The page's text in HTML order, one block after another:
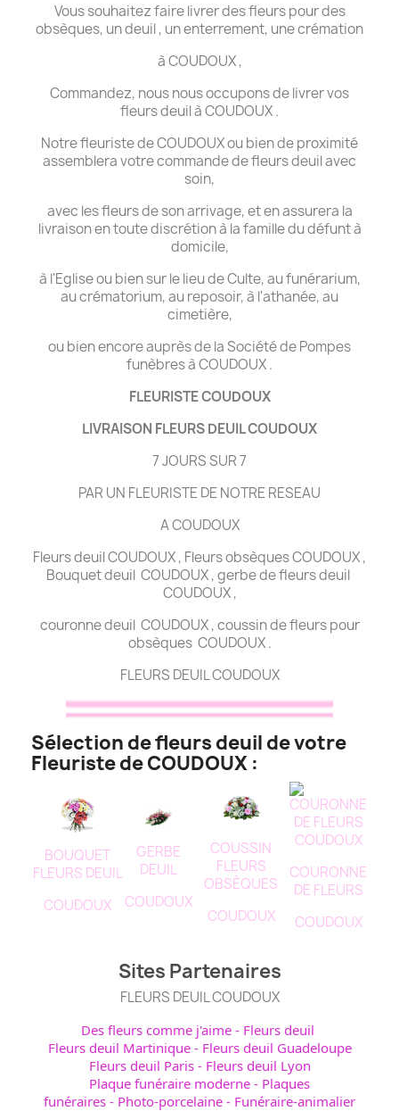
Vous souhaitez faire livrer des fleurs pour des
obsèques, un deuil , un enterrement, une crémation
à COUDOUX ,
Commandez, nous nous occupons de livrer vos
fleurs deuil à COUDOUX .
Notre fleuriste de COUDOUX ou bien de proximité
assemblera votre commande de fleurs deuil avec
soin,
avec les fleurs de son arrivage, et en assurera la
livraison en toute discrétion à la famille du défunt à
domicile,
à l'Eglise ou bien sur le lieu de Culte, au funérarium,
au crématorium, au reposoir, à l'athanée, au
cimetière,
ou bien encore auprès de la Société de Pompes
funèbres à COUDOUX .
FLEURISTE COUDOUX
LIVRAISON FLEURS DEUIL COUDOUX
7 JOURS SUR 7
PAR UN FLEURISTE DE NOTRE RESEAU
A COUDOUX
Fleurs deuil COUDOUX , Fleurs obsèques COUDOUX ,
Bouquet deuil COUDOUX , gerbe de fleurs deuil
COUDOUX ,
couronne deuil COUDOUX , coussin de fleurs pour
obsèques COUDOUX .
FLEURS DEUIL COUDOUX
Sélection de fleurs deuil de votre
Fleuriste de COUDOUX :
BOUQUET
FLEURS DEUIL
COUDOUX
GERBE
DEUIL
COUDOUX
COUSSIN
FLEURS
OBSÈQUES
COUDOUX
COURONNE
DE FLEURS
COUDOUX
Sites Partenaires
FLEURS DEUIL COUDOUX
Des fleurs comme j'aime - Fleurs deuil
Fleurs deuil Martinique- Fleurs deuil Guadeloupe
Fleurs deuil Paris- Fleurs deuil Lyon
Plaque funéraire moderne - Plaques
funéraires - Photo-porcelaine - Funéraire-animalier